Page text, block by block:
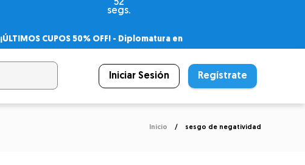
52
segs.
¡ÚLTIMOS CUPOS 50% OFF! - Diplomatura en
– Certificado Universitario
Iniciar Sesión Regístrate
Inicio sesgo de negatividad